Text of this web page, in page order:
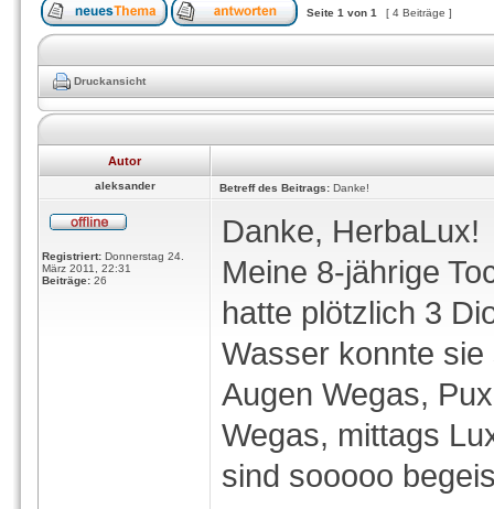
Seite 1 von 1 [ 4 Beiträge ]
Druckansicht
Autor
aleksander Betreff des Beitrags: Danke!
Registriert: Donnerstag 24.
März 2011, 22:31
Beiträge: 26
Danke, HerbaLux!
Meine 8-jährige
hatte plötzlich 3
Wasser konnte
Augen Wegas,
Wegas, mittags
sind sooooo